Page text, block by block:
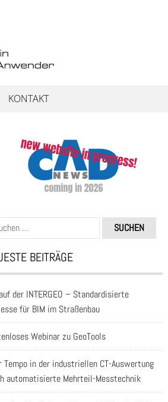
KONTAKT
BEITRÄGE
der INTERGEO – Standardisierte
für BIM im Straßenbau
Webinar zu GeoTools
Tempo in der industriellen CT-Auswertung
automatisierte Mehrteil-Messtechnik